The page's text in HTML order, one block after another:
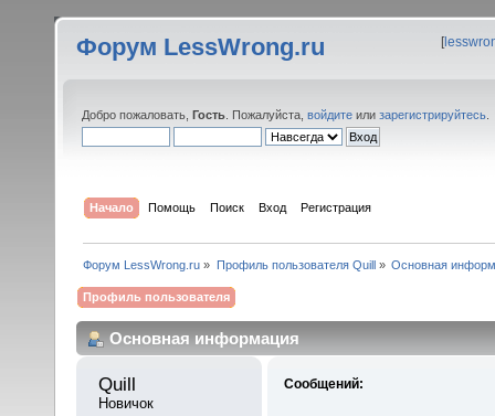
Форум LessWrong.ru [
Добро пожаловать, Гость . Пожалуйста, войдите или зарегистрируйтесь
Начало Помощь Поиск Вход Регистрация
Форум LessWrong.ru » Профиль пользователя Quill» Основная
Профиль пользователя
Основная информация
Quill
Новичок
Сообщений: